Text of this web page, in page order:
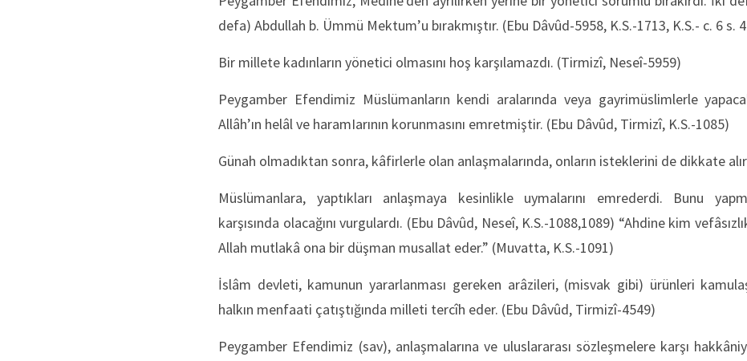
defa) Abdullah b. Ümmü Mektum’u bırakmıştır. (Ebu Dâvûd-5958, K.S.-1713, K.S.- c. 6 s.
Bir millete kadınların yönetici olmasını hoş karşılamazdı. (Tirmizî, Neseî-5959)
Peygamber Efendimiz Müslümanların kendi aralarında veya gayrimüslimlerle
Allâh’ın helâl ve haramIarının korunmasını emretmiştir. (Ebu Dâvûd, Tirmizî, K.S.-1085)
Günah olmadıktan sonra, kâfirlerle olan anlaşmalarında, onların isteklerini de dikkate
Müslümanlara, yaptıkları anlaşmaya kesinlikle uymalarını emrederdi. Bunu
karşısında olacağını vurgulardı. (Ebu Dâvûd, Neseî, K.S.-1088,1089) “Ahdine kim
Allah mutlakâ ona bir düşman musallat eder.” (Muvatta, K.S.-1091)
İslâm devleti, kamunun yararlanması gereken arâzileri, (misvak gibi) ürünleri
halkın menfaati çatıştığında milleti tercîh eder. (Ebu Dâvûd, Tirmizî-4549)
Peygamber Efendimiz (sav), anlaşmalarına ve uluslararası sözleşmelere karşı